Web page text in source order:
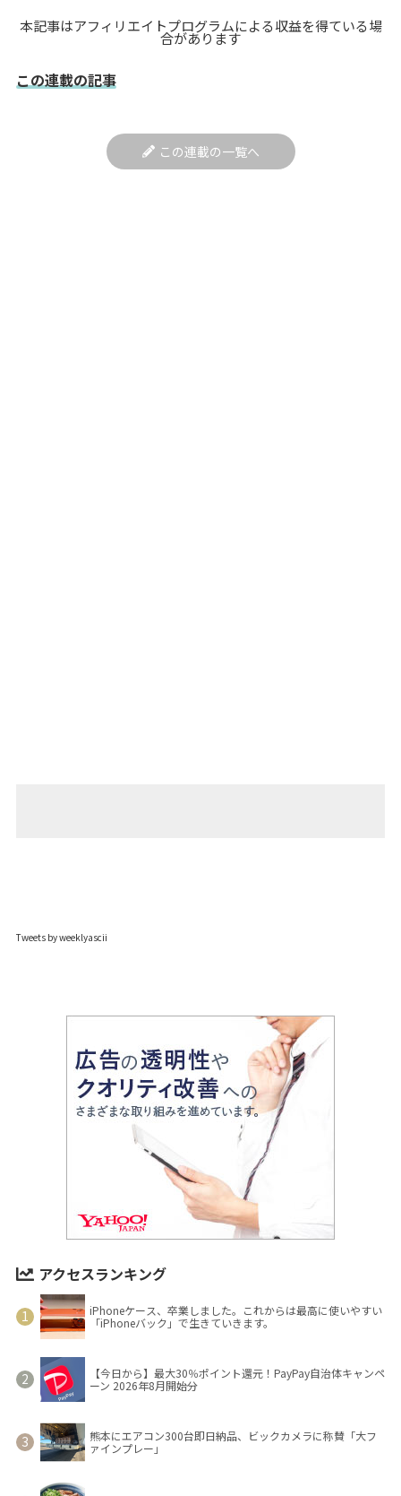
本記事はアフィリエイトプログラムによる収益を得ている場
合があります
この連載の記事
この連載の一覧へ
Tweets by weeklyascii
アクセスランキング
iPhoneケース、卒業しました。これからは最高に使いやすい
「iPhoneバック」で生きていきます。
【今日から】最大30％ポイント還元！PayPay自治体キャンペ
ーン 2026年8月開始分
熊本にエアコン300台即日納品、ビックカメラに称賛「大フ
ァインプレー」